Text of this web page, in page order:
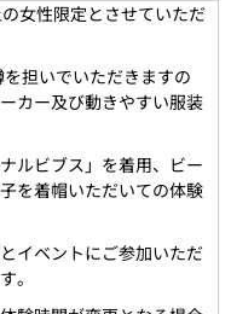
女性限定とさせていただ
担いでいただきますの
カー及び動きやすい服装
ルビブス」を着用、ビー
を着帽いただいての体験
イベントにご参加いただ
。